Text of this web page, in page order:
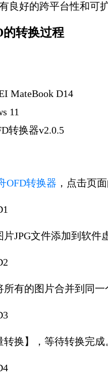
良好的跨平台性和可扩
转换过程
MateBook D14
11
转换器v2.0.5
OFD转换器 ，点击页
JPG文件添加到软件
所有的图片合并到同
换】，等待转换完成